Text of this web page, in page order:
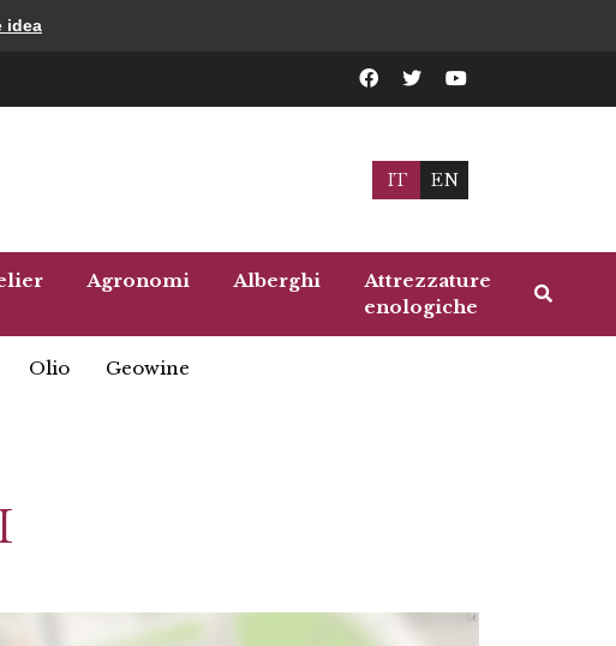
idea
IT EN
Agronomi Alberghi
Attrezzature
enologiche
Olio Geowine